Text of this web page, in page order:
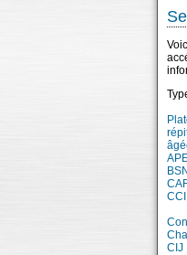
BSN
CCI
CIJ